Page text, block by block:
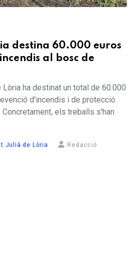
destina 60.000 euros
al bosc de
Lòria ha destinat un total de 60.000
d'incendis i de protecció
els treballs s'han
Julià de Lòria Redacció